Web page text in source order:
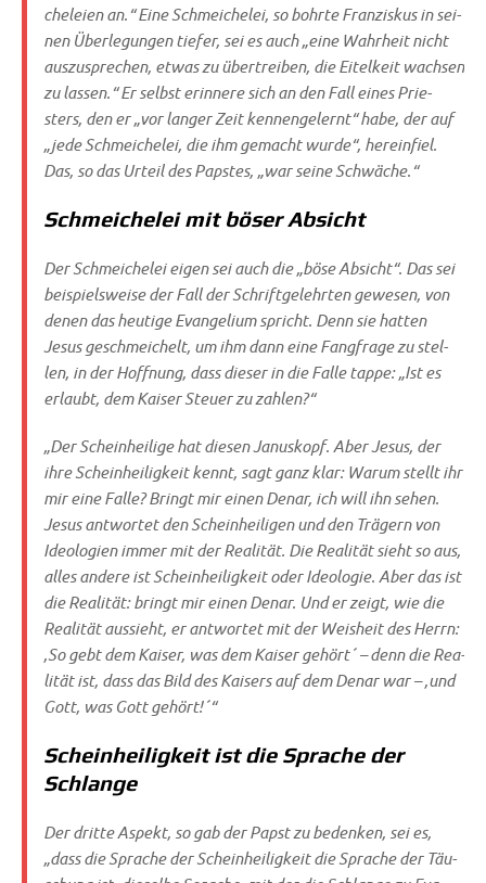
che­lei­en an.“ Eine Schmei­che­lei, so bohr­te Fran­zis­kus in sei­
nen Über­le­gun­gen tie­fer, sei es auch „eine Wahr­heit nicht
aus­zu­spre­chen, etwas zu über­trei­ben, die Eitel­keit wach­sen
zu las­sen.“ Er selbst erin­ne­re sich an den Fall eines Prie­
sters, den er „vor lan­ger Zeit ken­nen­ge­lernt“ habe, der auf
„jede Schmei­che­lei, die ihm gemacht wur­de“, her­ein­fiel.
Das, so das Urteil des Pap­stes, „war sei­ne Schwäche.“
Schmeichelei mit böser Absicht
Der Schmei­che­lei eigen sei auch die „böse Absicht“. Das sei
bei­spiels­wei­se der Fall der Schrift­ge­lehr­ten gewe­sen, von
denen das heu­ti­ge Evan­ge­li­um spricht. Denn sie hat­ten
Jesus geschmei­chelt, um ihm dann eine Fang­fra­ge zu stel­
len, in der Hoff­nung, dass die­ser in die Fal­le tap­pe: „Ist es
erlaubt, dem Kai­ser Steu­er zu zahlen?“
„Der Schein­hei­li­ge hat die­sen Janus­kopf. Aber Jesus, der
ihre Schein­hei­lig­keit kennt, sagt ganz klar: War­um stellt ihr
mir eine Fal­le? Bringt mir einen Denar, ich will ihn sehen.
Jesus ant­wor­tet den Schein­hei­li­gen und den Trä­gern von
Ideo­lo­gien immer mit der Rea­li­tät. Die Rea­li­tät sieht so aus,
alles ande­re ist Schein­hei­lig­keit oder Ideo­lo­gie. Aber das ist
die Rea­li­tät: bringt mir einen Denar. Und er zeigt, wie die
Rea­li­tät aus­sieht, er ant­wor­tet mit der Weis­heit des Herrn:
‚So gebt dem Kai­ser, was dem Kai­ser gehört´ – denn die Rea­
li­tät ist, dass das Bild des Kai­sers auf dem Denar war – ‚und
Gott, was Gott gehört!´“
Scheinheiligkeit ist die Sprache der
Schlange
Der drit­te Aspekt, so gab der Papst zu beden­ken, sei es,
„dass die Spra­che der Schein­hei­lig­keit die Spra­che der Täu­